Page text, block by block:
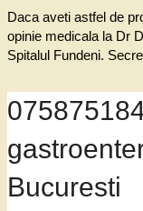
Daca aveti astfel de
opinie medicala la Dr
Spitalul Fundeni.
Bucuresti